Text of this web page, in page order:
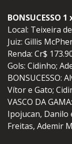
BONSUCESSO
Local: Teixeira
Juiz: Gillis
Renda: Cr$
Gols: Cidinho;
BONSUCESSO:
Vítor e Gato;
VASCO DA
Ipojucan, Danilo
Freitas, Ademir